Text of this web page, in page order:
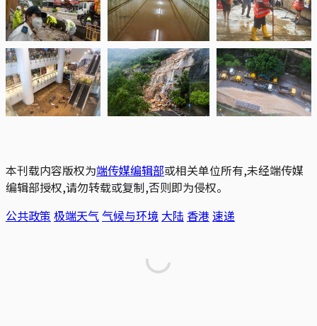
本刊载内容版权为端传媒编辑部或相关单位所有,未经端传媒
编辑部授权,请勿转载或复制,否则即为侵权。
公共政策 极端天气气候与环境 大陆 香港 速递